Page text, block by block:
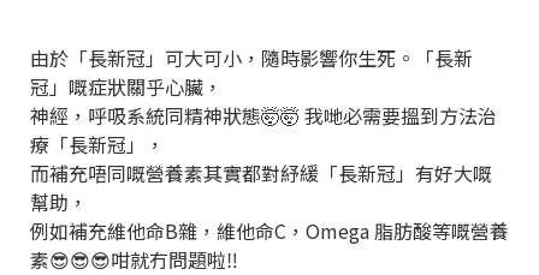
由於「長新冠」可大可小，隨時影響你生死。「長新
冠」嘅症狀關乎心臟，
神經，呼吸系統同精神狀態🤯🤯 我哋必需要搵到方法治
療「長新冠」，
而補充唔同嘅營養素其實都對紓緩「長新冠」有好大嘅
幫助，
例如補充維他命B雜，維他命C，Omega 脂肪酸等嘅營養
素😎😎😎咁就冇問題啦‼️